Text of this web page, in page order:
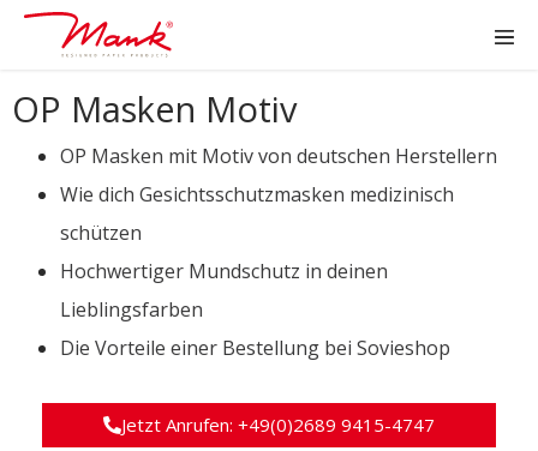
OP Masken Motiv
OP Masken mit Motiv von deutschen Herstellern
Wie dich Gesichtsschutzmasken medizinisch
schützen
Hochwertiger Mundschutz in deinen
Lieblingsfarben
Die Vorteile einer Bestellung bei Sovieshop
Jetzt Anrufen: +49(0)2689 9415-4747